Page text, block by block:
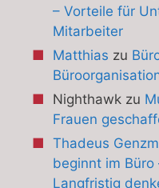
– Vorteile für
Mitarbeiter
Matthias zu
Nighthawkzu
Frauen
Thadeus
beginnt im Büro
Langfristig